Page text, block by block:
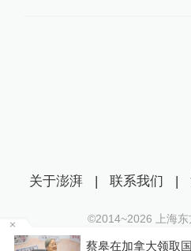
蔡皋在加拿大领取
关于澎湃 | 联系我们 |
©2014~2026 上海
沪ICP证：沪B2-20170116